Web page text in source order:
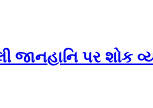
જાનહાનિ પર શોક